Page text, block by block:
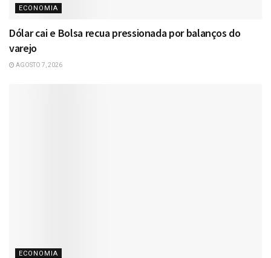
ECONOMIA
Dólar cai e Bolsa recua pressionada por balanços do
varejo
AGOSTO 7, 2026
ECONOMIA